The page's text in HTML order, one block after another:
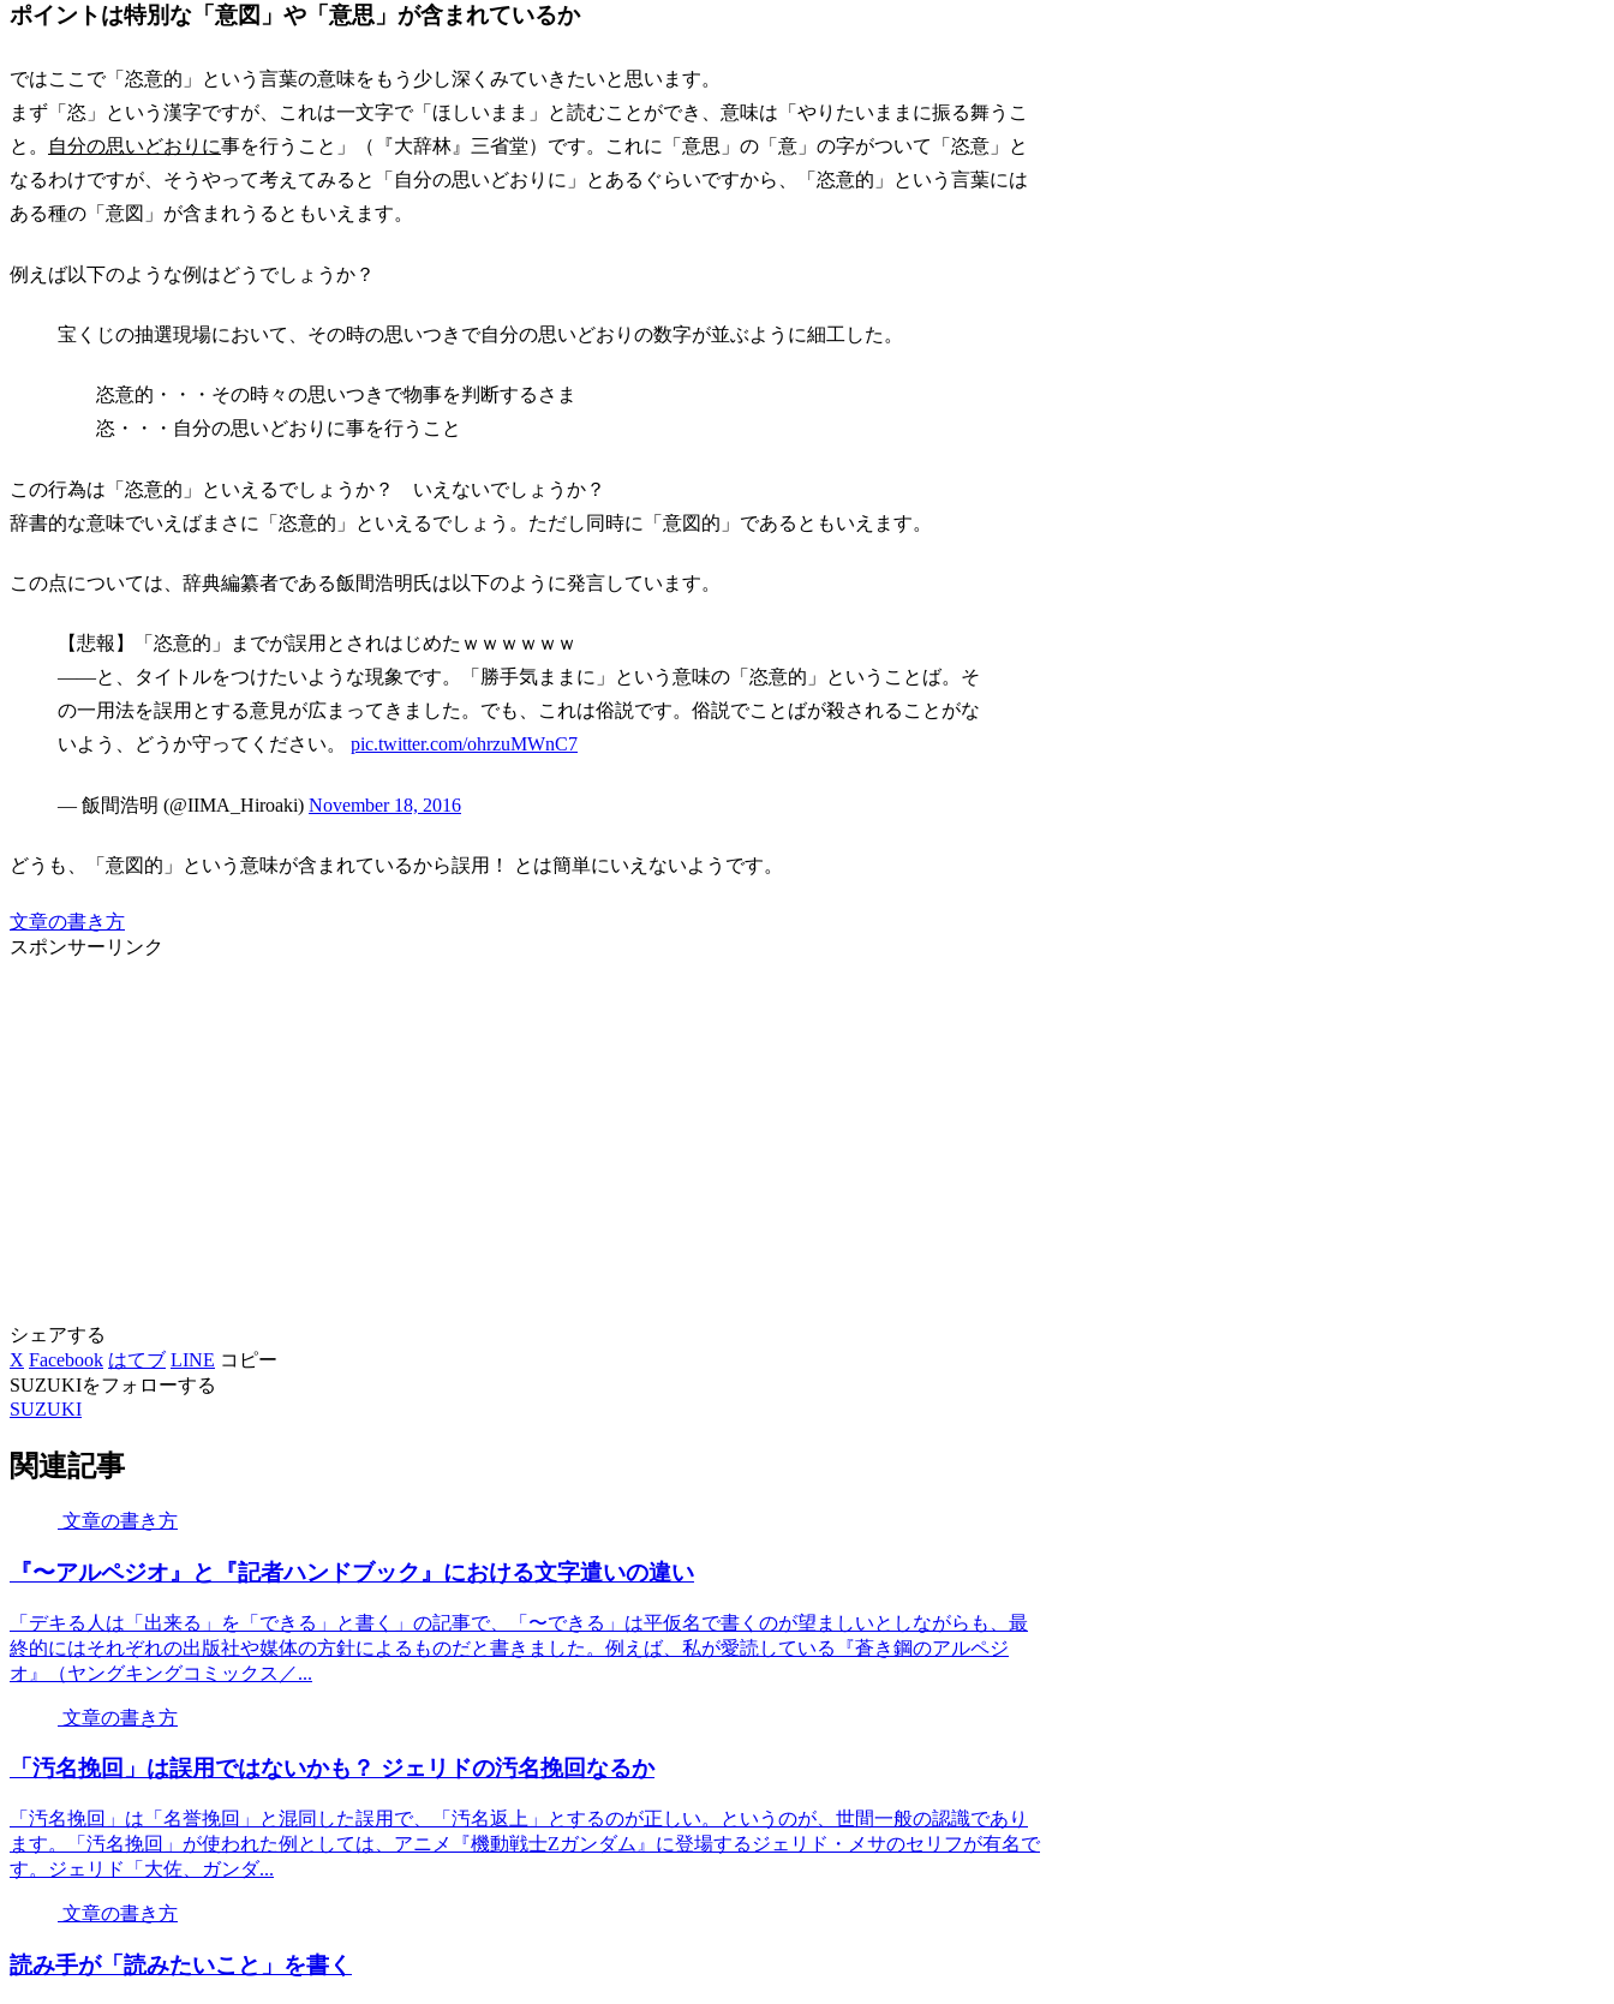
ポイントは特別な「意図」や「意思」が含まれているか
ではここで「恣意的」という言葉の意味をもう少し深くみていきたいと思います。
まず「恣」という漢字ですが、これは一文字で「ほしいまま」と読むことができ、意味は「やりたいままに振る舞うこ
と。
自分の思いどおりに事を行うこと」（『大辞林』三省堂）です。これに「意思」の「意」の字がついて「恣意」と
なるわけですが、そうやって考えてみると「自分の思いどおりに」とあるぐらいですから、「恣意的」という言葉には
ある種の「意図」が含まれうるともいえます。
例えば以下のような例はどうでしょうか？
宝くじの抽選現場において、その時の思いつきで自分の思いどおりの数字が並ぶように細工した。
恣意的・・・その時々の思いつきで物事を判断するさま
恣・・・自分の思いどおりに事を行うこと
この行為は「恣意的」といえるでしょうか？ いえないでしょうか？
辞書的な意味でいえばまさに「恣意的」といえるでしょう。ただし同時に「意図的」であるともいえます。
この点については、辞典編纂者である飯間浩明氏は以下のように発言しています。
【悲報】「恣意的」までが誤用とされはじめたｗｗｗｗｗｗ
――と、タイトルをつけたいような現象です。「勝手気ままに」という意味の「恣意的」ということば。そ
の一用法を誤用とする意見が広まってきました。でも、これは俗説です。俗説でことばが殺されることがな
いよう、どうか守ってください。 pic.twitter.com/ohrzuMWnC7
— 飯間浩明 (@IIMA_Hiroaki) November 18, 2016
どうも、「意図的」という意味が含まれているから誤用！ とは簡単にいえないようです。
文章の書き方
スポンサーリンク
シェアする
X Facebook はてブ LINE コピー
SUZUKIをフォローする
SUZUKI
関連記事
文章の書き方
『〜アルペジオ』と『記者ハンドブック』における文字遣いの違い
「デキる人は「出来る」を「できる」と書く」の記事で、「〜できる」は平仮名で書くのが望ましいとしながらも、最
終的にはそれぞれの出版社や媒体の方針によるものだと書きました。例えば、私が愛読している『蒼き鋼のアルペジ
オ』（ヤングキングコミックス／...
文章の書き方
「汚名挽回」は誤用ではないかも？ ジェリドの汚名挽回なるか
「汚名挽回」は「名誉挽回」と混同した誤用で、「汚名返上」とするのが正しい。というのが、世間一般の認識であり
ます。「汚名挽回」が使われた例としては、アニメ『機動戦士Ζガンダム』に登場するジェリド・メサのセリフが有名で
す。ジェリド「大佐、ガンダ...
文章の書き方
読み手が「読みたいこと」を書く